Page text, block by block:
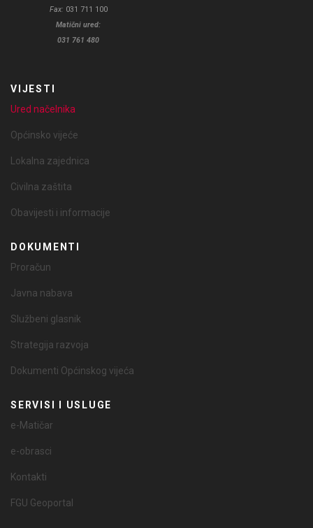
Fax: 031 711 100
Matični ured:
031 761 480
VIJESTI
Ured načelnika
Općinsko vijeće
Lokalna zajednica
Civilna zaštita
Obavijesti i informacije
DOKUMENTI
Proračun
Javna nabava
Službeni glasnik
Strategija razvoja
Dokumenti Općinskog vijeća
SERVISI I USLUGE
e-Matičar
e-obrasci
Kontakti
FGU Geoportal